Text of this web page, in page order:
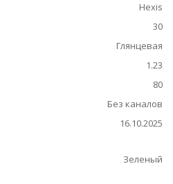
Hexis
30
Глянцевая
1.23
80
Без каналов
16.10.2025
Зеленый